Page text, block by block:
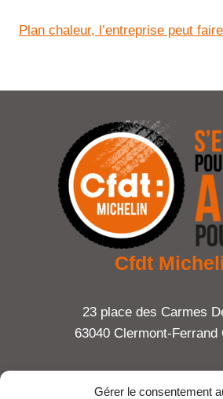
Gérer le consentement
Plan chaleur, l’entreprise peut
Cfdt
23 place des Carmes
63040 Clermont-Ferrand
Tel : 06 65 27 23